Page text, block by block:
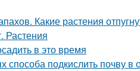
Какие растения
Растения
в это время
способа подкислить почву